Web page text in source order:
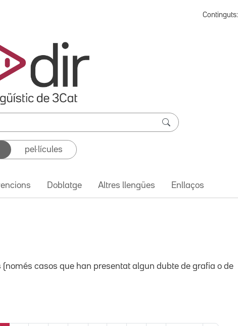
Continguts:
pel·lícules
Doblatge Altres llengües Enllaços
casos que han presentat algun dubte de grafia o de